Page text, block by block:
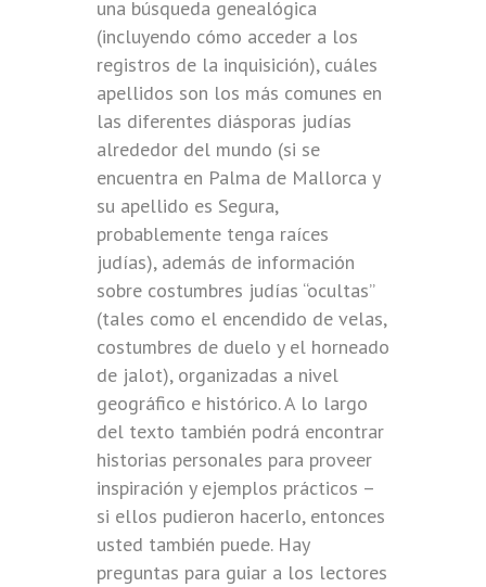
una búsqueda genealógica
(incluyendo cómo acceder a los
registros de la inquisición), cuáles
apellidos son los más comunes en
las diferentes diásporas judías
alrededor del mundo (si se
encuentra en Palma de Mallorca y
su apellido es Segura,
probablemente tenga raíces
judías), además de información
sobre costumbres judías “ocultas”
(tales como el encendido de velas,
costumbres de duelo y el horneado
de jalot), organizadas a nivel
geográfico e histórico. A lo largo
del texto también podrá encontrar
historias personales para proveer
inspiración y ejemplos prácticos –
si ellos pudieron hacerlo, entonces
usted también puede. Hay
preguntas para guiar a los lectores